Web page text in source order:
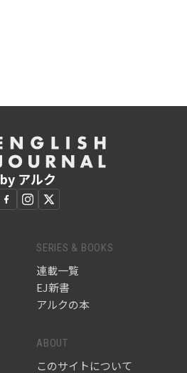
by アルク
SERIES & BOOKS
連載一覧
EJ新書
アルクの本
ABOUT
このサイトについて